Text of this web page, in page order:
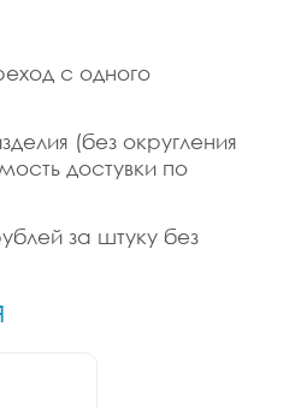
с одного
(без округления
достувки по
за штуку без